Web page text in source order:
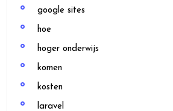
google sites
hoe
hoger onderwijs
komen
kosten
laravel